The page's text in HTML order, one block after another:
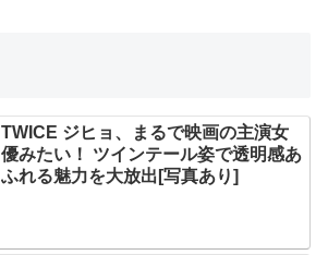
TWICE ジヒョ、まるで映画の主演女
優みたい！ ツインテール姿で透明感あ
ふれる魅力を大放出[写真あり]